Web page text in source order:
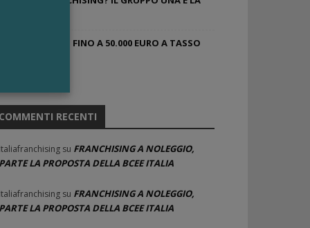
FINANZIAMENTI FINO A 50.000 EURO A TASSO
COMMENTI RECENTI
Italiafranchising su FRANCHISING A NOLEGGIO,
PARTE LA PROPOSTA DELLA BCEE ITALIA
Italiafranchising su FRANCHISING A NOLEGGIO,
PARTE LA PROPOSTA DELLA BCEE ITALIA